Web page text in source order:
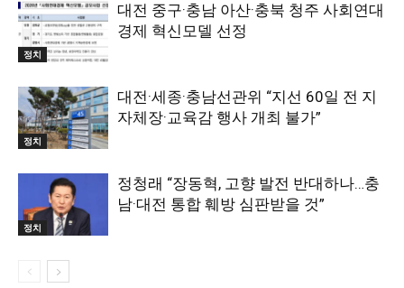
정치
대전 중구·충남 아산·충북 청주 사회연대
경제 혁신모델 선정
정치
대전·세종·충남선관위 “지선 60일 전 지
자체장·교육감 행사 개최 불가”
정치
정청래 “장동혁, 고향 발전 반대하나…충
남·대전 통합 훼방 심판받을 것”